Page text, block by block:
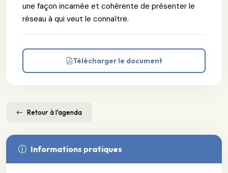
une façon incarnée et cohérente de présenter le
réseau à qui veut le connaître.
Télécharger le document
Retour à l'agenda
Informations pratiques